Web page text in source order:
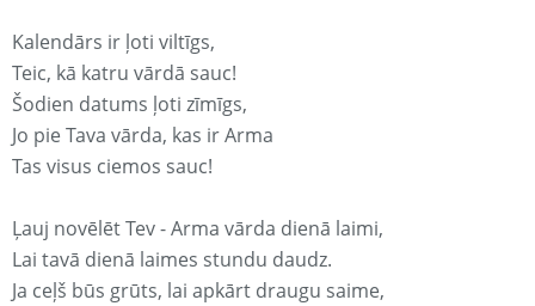
Kalendārs ir ļoti viltīgs,
Teic, kā katru vārdā sauc!
Šodien datums ļoti zīmīgs,
Jo pie Tava vārda, kas ir Arma
Tas visus ciemos sauc!
Ļauj novēlēt Tev - Arma vārda dienā laimi,
Lai tavā dienā laimes stundu daudz.
Ja ceļš būs grūts, lai apkārt draugu saime,